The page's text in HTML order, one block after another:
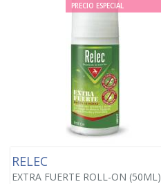
PRECIO ESPECIAL
RELEC
EXTRA FUERTE ROLL-ON (50ML)